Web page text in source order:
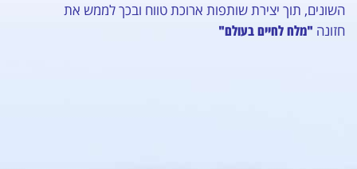
השונים, תוך יצירת שותפות ארוכת טווח ובכך לממש את
חזונה "מלח לחיים בעולם"